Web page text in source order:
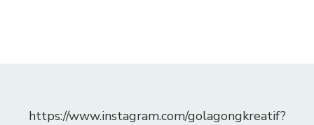
https://www.instagram.com/golagongkreatif?